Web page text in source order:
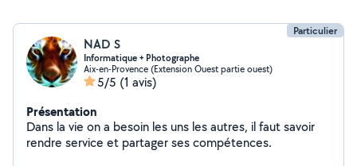
Particulier
NAD S
Informatique + Photographe
Aix-en-Provence (Extension Ouest partie ouest)
5/5 (1 avis)
Présentation
Dans la vie on a besoin les uns les autres, il faut savoir
rendre service et partager ses compétences.